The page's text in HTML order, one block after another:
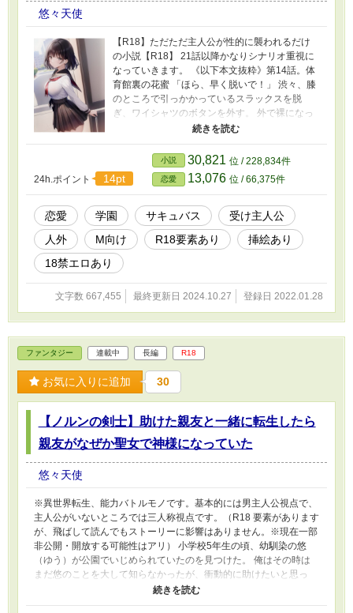
悠々天使
【R18】ただただ主人公が性的に襲われるだけ
の小説【R18】 21話以降かなりシナリオ重視に
なっていきます。 《以下本文抜粋》第14話。体
育館裏の花蜜 「ほら、早く脱いで！」 渋々、膝
のところで引っかかっているスラックスを脱
ぎ、ワイシャツのボタンを外す。 外で裸になっ
たのは、いつぶりだろう。 園児くらいの頃に、
家庭用の簡易プールで泳いだ時くらいかもしれ
ない。 その時と違うのは、身体が一人前の大人
に成長していることと、目の前の美少女の股間
を見て勃起していることだ。 風が素肌に当たる
が、陽の光も同時に浴びているので、ちょうど
良い気温だった。 とても良い気持ちだ。 「セイ
シくん、何だか気持ち良さそうね。そんな情け
無い格好してるのに」 「そうだね、素肌に直接
風が当たって良い感じなんだ」 「へぇー、そう
なんだ。じゃあ私もなろっかな」 「え？ ち
ょ、それはまずいよ」 ゆかが半脱げのブラウス
を脱ぎ、産まれたままの姿になる。 これは、ヘ
アヌード。 「へ？ 何でまずいの？ ここまで
しょ、ハイ！ 素っ裸、完成っ」 ゆかの裸。白
い肌に、揺れる黒髪のボブヘアー。 陽の光で身
体の曲線が強調され、まるで天使のようだっ
た。 ゆかが、大きく伸びをする。 「ふぅーっ、
だね」 「だねー！いぇーい」 素っ裸で芝生の上
を小走りして一回りする美少女。 「ねぇねぇ、
ジ？」 「そうそう、風と太陽が最高だから」 す
ごく楽しそうなゆか。 僕は彼女の正面に立つ
と、たわわな胸に目を奪われる。 「ふふっ、そ
んなにびんびんのカッチカッチにしちゃって、
じゃあ、ゆか様の、華麗なるブリッジをお見せ
しますよ！ はいっ」 ゆかは、立ったままで、
ゆっくりガニ股になり、膝を曲げながら、地面
に両手を着けて、腰を高く突き出す。 【説明
24h.ポイント 14pt
小説 30,821 位 / 228,834件
恋愛 13,076 位 / 66,375件
恋愛 学園 サキュバス
受け主人公
人外
M向け R18要素あり
挿絵あり
18禁エロあり
文字数 667,455 最終更新日 2024.10.27 登録日 2022.01.28
ファンタジー 連載中 長編 R18
お気に入りに追加 30
【ノルンの剣士】助けた親友と一緒に転生したら
親友がなぜか聖女で神様になっていた
悠々天使
※異世界転生、能力バトルモノです。基本的には男主人公視点で、
主人公がいないところでは三人称視点です。（R18 要素があります
が、飛ばして読んでもストーリーに影響はありません。※現在一部
非公開・開放する可能性はアリ） 小学校5年生の頃、幼馴染の悠
（ゆう）が公園でいじめられていたのを見つけた。 俺はその時は
まだ悠のことを大して知らなかったが、衝動的に助けたいと思っ
た。 悠は小柄で、透き通るような白く綺麗な肌が特徴で、女装す